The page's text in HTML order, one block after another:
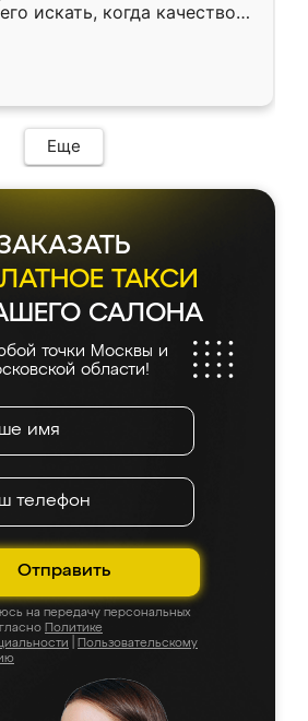
искать, когда качеством
Служит кухня уже почти
нет.
Еще
ТАКСИ
САЛОНА
точки Москвы и
области!
Отправить
на передачу персональных
Политике
Пользовательскому